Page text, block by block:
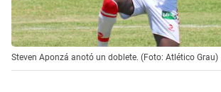
Steven Aponzá anotó un doblete. (Foto: Atlético Grau)